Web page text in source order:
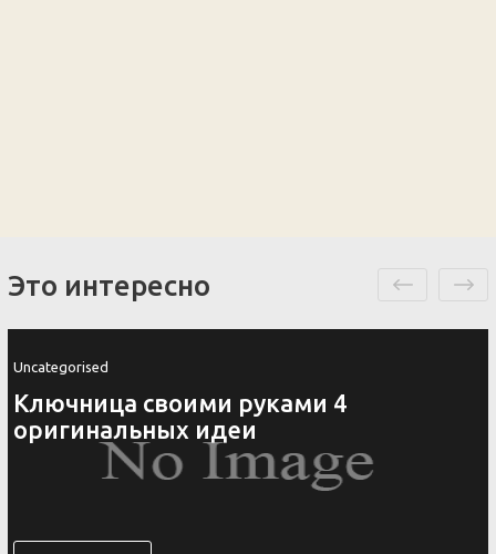
Это интересно
Uncategorised
Ключница своими руками 4
оригинальных идеи